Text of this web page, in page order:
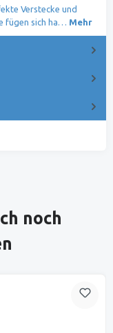
Verstecke und
fügen sich ha… Mehr
noch